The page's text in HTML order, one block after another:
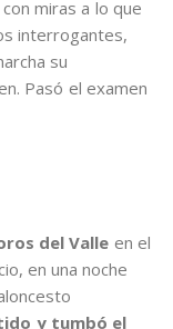
miras a lo que
interrogantes,
su
Pasó el examen
del Valle en el
en una noche
y tumbó el